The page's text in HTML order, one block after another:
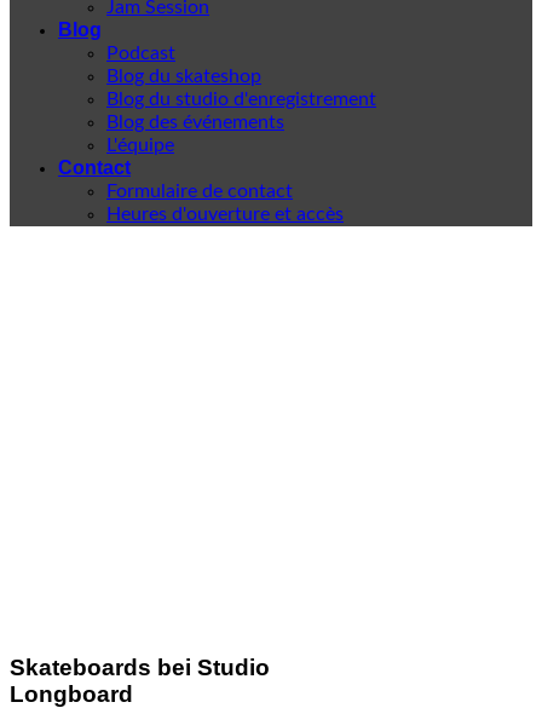
Jam Session
Blog
Podcast
Blog du skateshop
Blog du studio d'enregistrement
Blog des événements
L'équipe
Contact
Formulaire de contact
Heures d'ouverture et accès
Skateboards bei Studio
Longboard